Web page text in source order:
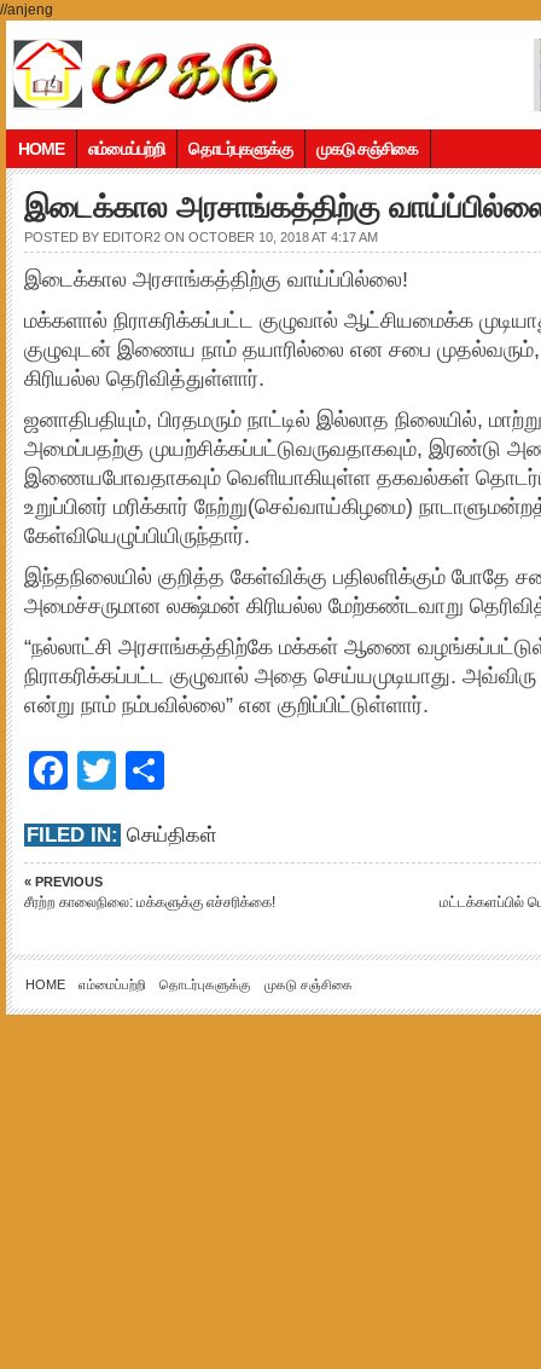
//anjeng
HOME எம்மைப்பற்றி தொடர்புகளுக்கு முகடு சஞ்சிகை
இடைக்கால அரசாங்கத்திற்கு
POSTED BY EDITOR2 ON OCTOBER 10, 2018 AT 4:17 AM
இடைக்கால அரசாங்கத்திற்கு வாய்ப்பில்லை!
மக்களால் நிராகரிக்கப்பட்ட குழுவால் ஆட்சியமைக்க
குழுவுடன் இணைய நாம் தயாரில்லை என சபை
கிரியல்ல தெரிவித்துள்ளார்.
ஜனாதிபதியும், பிரதமரும் நாட்டில் இல்லாத நிலையில்,
அமைப்பதற்கு முயற்சிக்கப்பட்டுவருவதாகவும், இரண்டு
இணையபோவதாகவும் வெளியாகியுள்ள தகவல்கள்
உறுப்பினர் மரிக்கார் நேற்று(செவ்வாய்கிழமை)
கேள்வியெழுப்பியிருந்தார்.
இந்தநிலையில் குறித்த கேள்விக்கு பதிலளிக்கும் போதே
அமைச்சருமான லக்ஷ்மன் கிரியல்ல மேற்கண்டவாறு
“நல்லாட்சி அரசாங்கத்திற்கே மக்கள் ஆணை
நிராகரிக்கப்பட்ட குழுவால் அதை செய்யமுடியாது.
என்று நாம் நம்பவில்லை” என குறிப்பிட்டுள்ளார்.
Facebook
Twitter
FILED IN: செய்திகள்
« PREVIOUS
சீரற்ற காலைநிலை: மக்களுக்கு எச்சரிக்கை! மட்டக்களப்பில்
HOME எம்மைப்பற்றி தொடர்புகளுக்கு முகடு சஞ்சிகை